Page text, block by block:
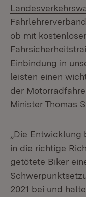
Fahrlehrerverband
ob mit
Einbindung in
leisten einen
der
Minister Thomas
„Die
in die richtige
getötete Biker
2021 bei und